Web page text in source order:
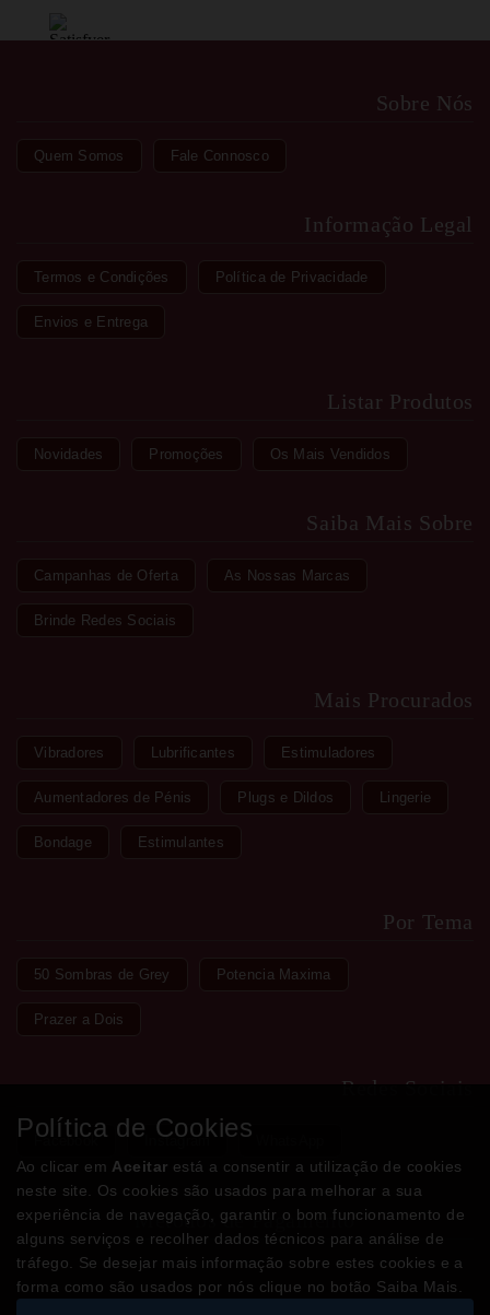
Sobre Nós
Quem Somos Fale Connosco
Informação Legal
Termos e Condições Política de Privacidade
Envios e Entrega
Listar Produtos
Novidades Promoções Os Mais Vendidos
Saiba Mais Sobre
Campanhas de Oferta As Nossas Marcas
Brinde Redes Sociais
Mais Procurados
Vibradores Lubrificantes Estimuladores
Aumentadores de Pénis Plugs e Dildos Lingerie
Bondage Estimulantes
Por Tema
50 Sombras de Grey Potencia Maxima
Prazer a Dois
Redes Sociais
Facebook Instagram
Métodos de Pagamento
Política de Cookies
Ao clicar em Aceitar está a consentir a utilização de cookies
neste site. Os cookies são usados para melhorar a sua
experiência de navegação, garantir o bom funcionamento de
alguns serviços e recolher dados técnicos para análise de
tráfego. Se desejar mais informação sobre estes cookies e a
forma como são usados por nós clique no botão Saiba Mais.